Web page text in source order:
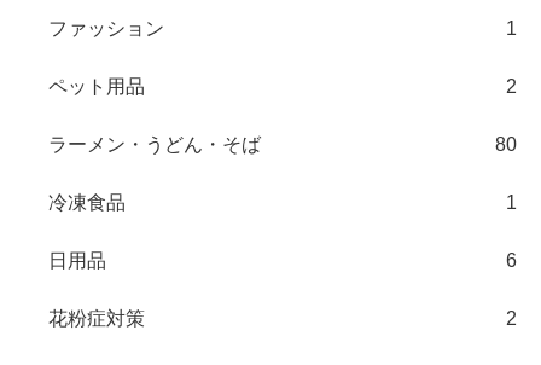
ファッション 1
ペット用品 2
ラーメン・うどん・そば 80
冷凍食品 1
日用品 6
花粉症対策 2